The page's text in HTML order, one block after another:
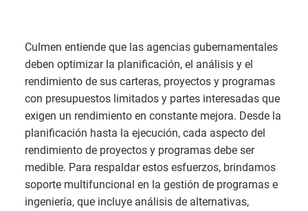
Culmen entiende que las agencias gubernamentales
deben optimizar la planificación, el análisis y el
rendimiento de sus carteras, proyectos y programas
con presupuestos limitados y partes interesadas que
exigen un rendimiento en constante mejora. Desde la
planificación hasta la ejecución, cada aspecto del
rendimiento de proyectos y programas debe ser
medible. Para respaldar estos esfuerzos, brindamos
soporte multifuncional en la gestión de programas e
ingeniería, que incluye análisis de alternativas,